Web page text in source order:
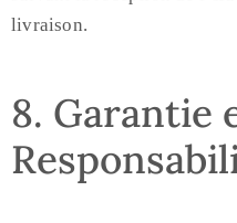
livraison.
8. Garantie